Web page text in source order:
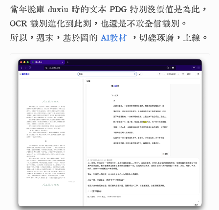
當年脫庫 duxiu 時的文本 PDG 特別沒價值是為此，
OCR 識別進化到此刻，也還是不敢全信識別。
所以，週末，基於圖的 AI教材 ，切磋琢磨，上線。